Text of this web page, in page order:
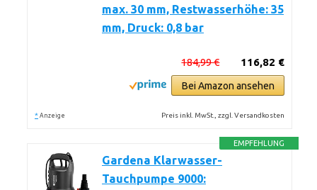
max. 30 mm, Restwasserhöhe: 35
mm, Druck: 0,8 bar
116,82 €
184,99 €
Bei Amazon ansehen
* Anzeige Preis inkl. MwSt., zzgl. Versandkosten
EMPFEHLUNG
Gardena Klarwasser-
Tauchpumpe 9000: